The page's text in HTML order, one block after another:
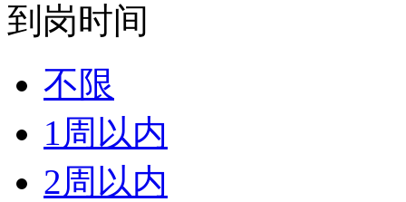
到岗时间
不限
1周以内
2周以内